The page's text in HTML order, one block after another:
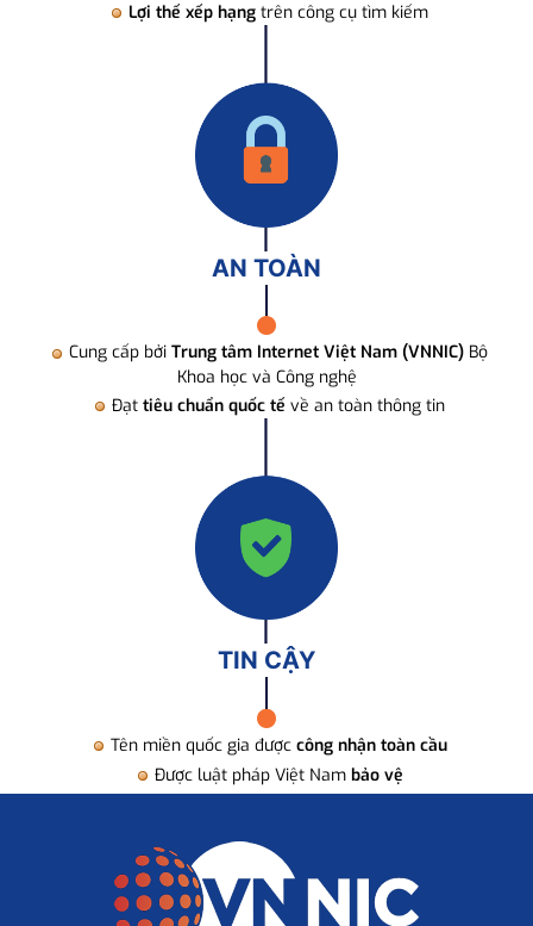
Lợi thế xếp hạng trên công cụ tìm kiếm
AN TOÀN
Cung cấp bởi Trung tâm Internet Việt Nam (VNNIC) Bộ
Khoa học và Công nghệ
Đạt tiêu chuẩn quốc tế về an toàn thông tin
TIN CẬY
Tên miền quốc gia được công nhận toàn cầu
Được luật pháp Việt Nam bảo vệ